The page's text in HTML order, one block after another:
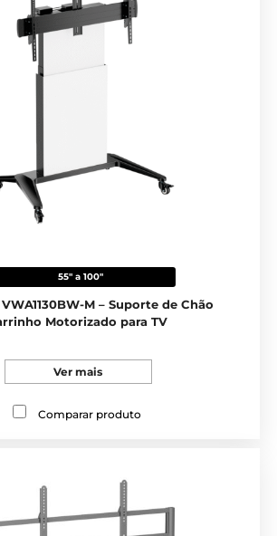
55" a 100"
M – Suporte de Chão
Motorizado para TV
Ver mais
Comparar produto